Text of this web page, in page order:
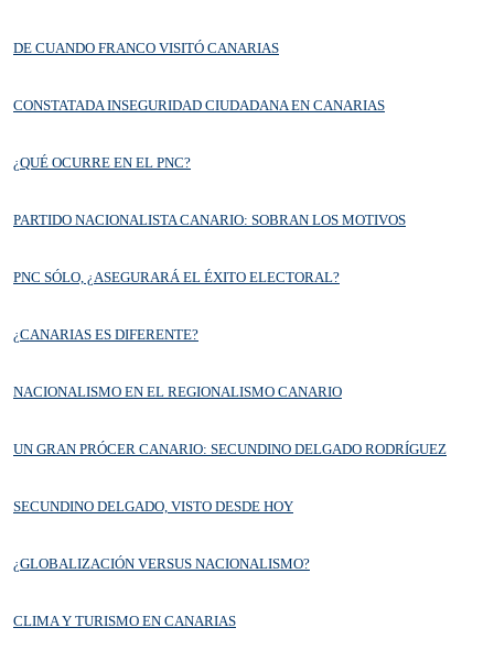
DE CUANDO FRANCO VISITÓ CANARIAS
CONSTATADA INSEGURIDAD CIUDADANA EN CANARIAS
¿QUÉ OCURRE EN EL PNC?
PARTIDO NACIONALISTA CANARIO: SOBRAN LOS MOTIVOS
PNC SÓLO, ¿ASEGURARÁ EL ÉXITO ELECTORAL?
¿CANARIAS ES DIFERENTE?
NACIONALISMO EN EL REGIONALISMO CANARIO
UN GRAN PRÓCER CANARIO: SECUNDINO DELGADO RODRÍGUEZ
SECUNDINO DELGADO, VISTO DESDE HOY
¿GLOBALIZACIÓN VERSUS NACIONALISMO?
CLIMA Y TURISMO EN CANARIAS